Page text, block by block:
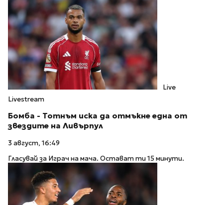
Live
Livestream
Бомба - Тотнъм иска да отмъкне една от
звездите на Ливърпул
3 август, 16:49
Гласувай за Играч на мача. Остават ти 15 минути.